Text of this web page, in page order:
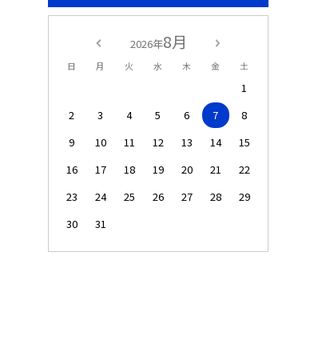
2026年8月
日 月 火 水 木 金 土
1
2
3 4 5 6 7
8
9
10 11 12 13 14
15
16
17 18 19 20 21
22
23
24 25 26 27 28
29
30
31